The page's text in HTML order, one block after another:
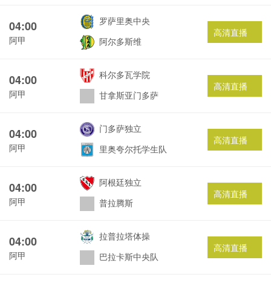
04:00
阿甲
罗萨里奥中央
阿尔多斯维
高清直播
04:00
阿甲
科尔多瓦学院
甘拿斯亚门多萨
高清直播
04:00
阿甲
门多萨独立
里奥夸尔托学生队
高清直播
04:00
阿甲
阿根廷独立
普拉腾斯
高清直播
04:00
阿甲
拉普拉塔体操
巴拉卡斯中央队
高清直播